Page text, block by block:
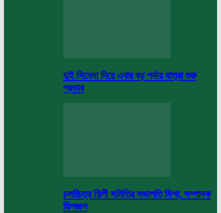
দুই সিনেমা দিয়ে এবার বড় পর্দায় যাত্রা শুরু
প্রভার
চলচ্চিত্র শিল্পী সমিতির সভাপতি মিশা, সম্পাদক
ডিপজল